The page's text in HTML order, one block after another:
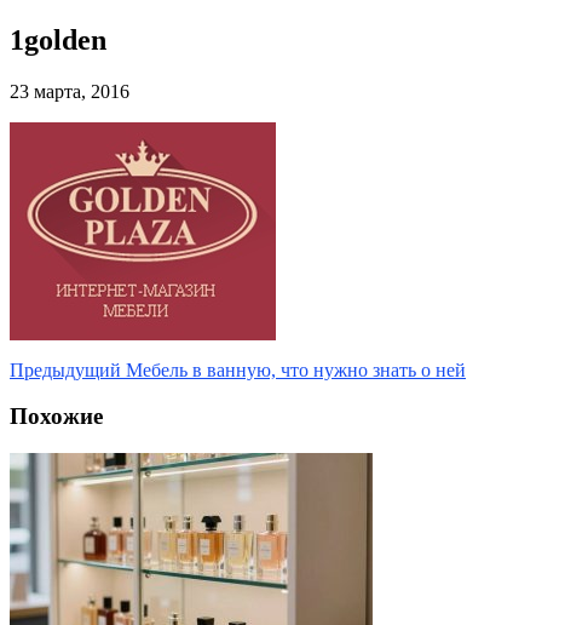
1golden
23 марта, 2016
Предыдущий Мебель в ванную, что нужно знать о ней
Похожие